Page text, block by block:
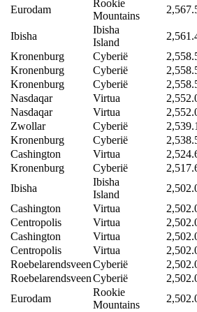
Eurodam
Rookie
Mountains
Ibisha
Ibisha
Island
Kronenburg Cyberië
Kronenburg Cyberië
Kronenburg Cyberië
Nasdaqar Virtua
Nasdaqar Virtua
Zwollar Cyberië
Kronenburg Cyberië
Cashington Virtua
Kronenburg Cyberië
Ibisha
Ibisha
Island
Cashington Virtua
Centropolis Virtua
Cashington Virtua
Centropolis Virtua
RoebelarendsveenCyberië
RoebelarendsveenCyberië
Eurodam
Rookie
Mountains